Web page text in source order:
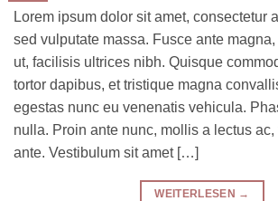
Lorem ipsum dolor sit amet, consectetur
sed vulputate massa. Fusce ante
ut, facilisis ultrices nibh. Quisque
tortor dapibus, et tristique magna
egestas nunc eu venenatis vehicula.
nulla. Proin ante nunc, mollis a lectus
ante. Vestibulum sit amet […]
WEITERLESEN →